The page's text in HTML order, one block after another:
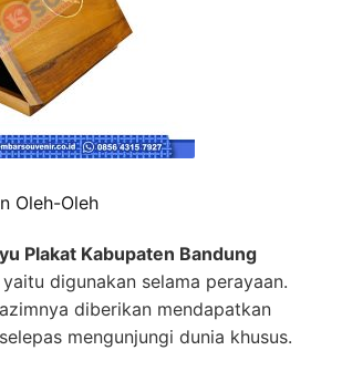
Oleh-Oleh
Plakat Kabupaten Bandung
digunakan selama perayaan.
diberikan mendapatkan
mengunjungi dunia khusus.